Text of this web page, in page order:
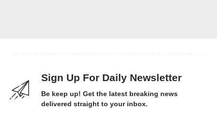
Sign Up For Daily Newsletter
Be keep up! Get the latest breaking news
delivered straight to your inbox.